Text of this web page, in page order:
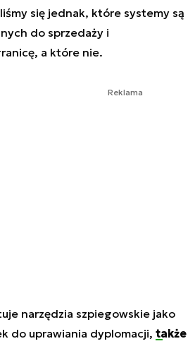
się jednak, które systemy są
do sprzedaży i
a które nie.
Reklama
narzędzia szpiegowskie jako
do uprawiania dyplomacji, także